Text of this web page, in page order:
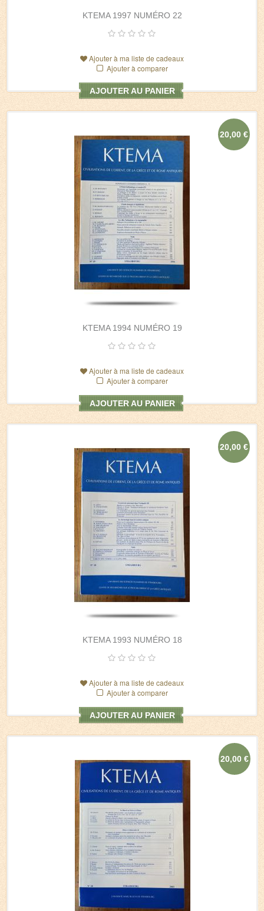
KTEMA 1997 NUMÉRO 22
Ajouter à ma liste de cadeaux
Ajouter à comparer
AJOUTER AU PANIER
KTEMA 1994 NUMÉRO 19
20,00 €
Ajouter à ma liste de cadeaux
Ajouter à comparer
AJOUTER AU PANIER
KTEMA 1993 NUMÉRO 18
20,00 €
Ajouter à ma liste de cadeaux
Ajouter à comparer
AJOUTER AU PANIER
20,00 €